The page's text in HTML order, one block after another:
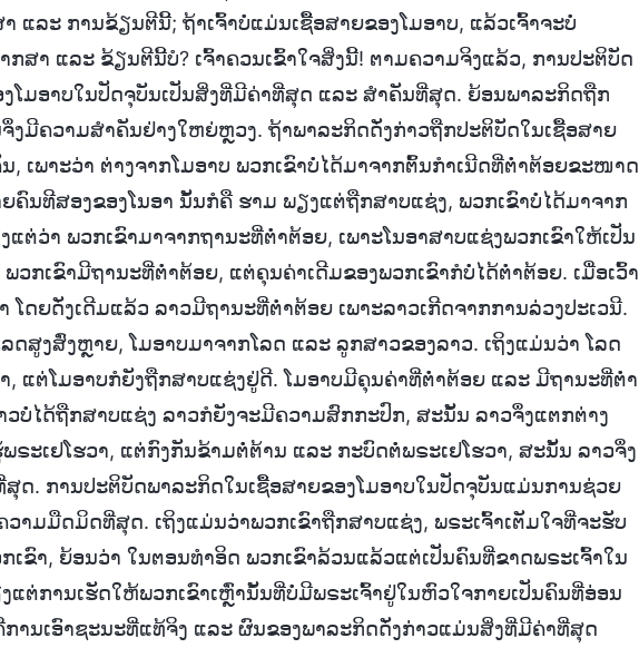
ແລະ ການຂ້ຽນຕີນີ້; ຖ້າເຈົ້າບໍ່ແມ່ນເຊື້ອສາຍຂອງໂມອາບ, ແລ້ວເຈົ້າຈະບໍ່
ກສາ ແລະ ຂ້ຽນຕີນີ້ບໍ? ເຈົ້າຄວນເຂົ້າໃຈສິ່ງນີ້! ຕາມຄວາມຈິງແລ້ວ, ການປະຕິບັດ
ໂມອາບໃນປັດຈຸບັນເປັນສິ່ງທີ່ມີຄ່າທີ່ສຸດ ແລະ ສຳຄັນທີ່ສຸດ. ຍ້ອນພາລະກິດຖືກ
ງມີຄວາມສຳຄັນຢ່າງໃຫຍ່ຫຼວງ. ຖ້າພາລະກິດດັ່ງກ່າວຖືກປະຕິບັດໃນເຊື້ອສາຍ
, ເພາະວ່າ ຕ່າງຈາກໂມອາບ ພວກເຂົາບໍ່ໄດ້ມາຈາກຕົ້ນກຳເນີດທີ່ຕໍ່າຕ້ອຍຂະໜາດ
ຄົນທີສອງຂອງໂນອາ ນັ້ນກໍຄື ຮາມ ພຽງແຕ່ຖືກສາບແຊ່ງ, ພວກເຂົາບໍ່ໄດ້ມາຈາກ
ແຕ່ວ່າ ພວກເຂົາມາຈາກຖານະທີ່ຕໍ່າຕ້ອຍ, ເພາະໂນອາສາບແຊ່ງພວກເຂົາໃຫ້ເປັນ
ວກເຂົາມີຖານະທີ່ຕໍ່າຕ້ອຍ, ແຕ່ຄຸນຄ່າເດີມຂອງພວກເຂົາກໍບໍ່ໄດ້ຕໍ່າຕ້ອຍ. ເມື່ອເວົ້າ
ໂດຍດັ່ງເດີມແລ້ວ ລາວມີຖານະທີ່ຕໍ່າຕ້ອຍ ເພາະລາວເກີດຈາກການລ່ວງປະເວນີ.
ດສູງສົ່ງຫຼາຍ, ໂມອາບມາຈາກໂລດ ແລະ ລູກສາວຂອງລາວ. ເຖິງແມ່ນວ່າ ໂລດ
, ແຕ່ໂມອາບກໍຍັງຖືກສາບແຊ່ງຢູ່ດີ. ໂມອາບມີຄຸນຄ່າທີ່ຕໍ່າຕ້ອຍ ແລະ ມີຖານະທີ່ຕໍ່າ
ບໍ່ໄດ້ຖືກສາບແຊ່ງ ລາວກໍຍັງຈະມີຄວາມສົກກະປົກ, ສະນັ້ນ ລາວຈຶ່ງແຕກຕ່າງ
ຣະເຢໂຮວາ, ແຕ່ກົງກັນຂ້າມຕໍ່ຕ້ານ ແລະ ກະບົດຕໍ່ພຣະເຢໂຮວາ, ສະນັ້ນ ລາວຈຶ່ງ
ດ. ການປະຕິບັດພາລະກິດໃນເຊື້ອສາຍຂອງໂມອາບໃນປັດຈຸບັນແມ່ນການຊ່ວຍ
າມມືດມິດທີ່ສຸດ. ເຖິງແມ່ນວ່າພວກເຂົາຖືກສາບແຊ່ງ, ພຣະເຈົ້າເຕັມໃຈທີ່ຈະຮັບ
ເຂົາ, ຍ້ອນວ່າ ໃນຕອນທຳອິດ ພວກເຂົາລ້ວນແລ້ວແຕ່ເປັນຄົນທີ່ຂາດພຣະເຈົ້າໃນ
ແຕ່ການເຮັດໃຫ້ພວກເຂົາເຫຼົ່ານັ້ນທີ່ບໍ່ມີພຣະເຈົ້າຢູ່ໃນຫົວໃຈກາຍເປັນຄົນທີ່ອ່ອນ
ານເອົາຊະນະທີ່ແທ້ຈິງ ແລະ ຜົນຂອງພາລະກິດດັ່ງກ່າວແມ່ນສິ່ງທີ່ມີຄ່າທີ່ສຸດ